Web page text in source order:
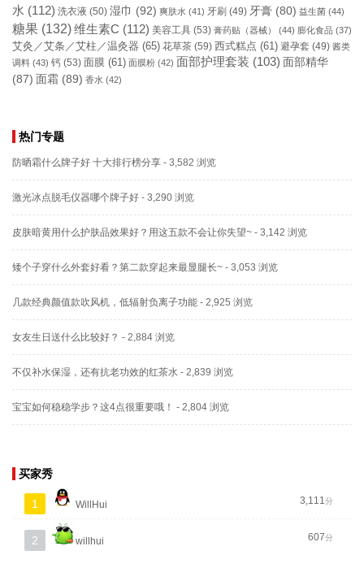
水 (112) 洗衣液 (50) 湿巾 (92) 爽肤水 (41) 牙刷 (49) 牙膏 (80) 益生菌 (44)
糖果 (132)维生素C (112) 美容工具 (53) 膏药贴（器械） (44) 膨化食品 (37)
艾灸／艾条／艾柱／温灸器 (65) 花草茶 (59) 西式糕点 (61) 避孕套 (49) 酱类
调料 (43) 钙 (53) 面膜 (61) 面膜粉 (42) 面部护理套装 (103) 面部精华
(87) 面霜 (89) 香水 (42)
热门专题
防晒霜什么牌子好 十大排行榜分享 - 3,582 浏览
激光冰点脱毛仪器哪个牌子好 - 3,290 浏览
皮肤暗黄用什么护肤品效果好？用这五款不会让你失望~ - 3,142 浏览
矮个子穿什么外套好看？第二款穿起来最显腿长~ - 3,053 浏览
几款经典颜值款吹风机，低辐射负离子功能 - 2,925 浏览
女友生日送什么比较好？ - 2,884 浏览
不仅补水保湿，还有抗老功效的红茶水 - 2,839 浏览
宝宝如何稳稳学步？这4点很重要哦！ - 2,804 浏览
买家秀
1 WillHui 3,111分
2 willhui 607分